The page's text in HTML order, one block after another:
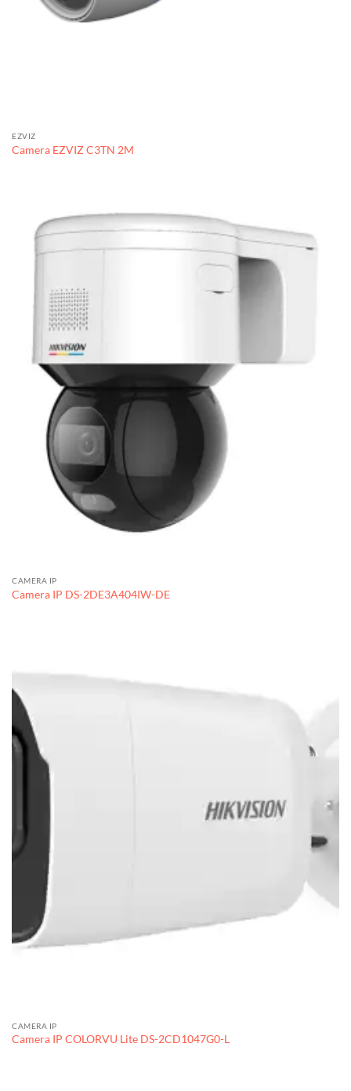
EZVIZ
Camera EZVIZ C3TN 2M
CAMERA IP
Camera IP DS-2DE3A404IW-DE
CAMERA IP
Camera IP COLORVU Lite DS-2CD1047G0-L